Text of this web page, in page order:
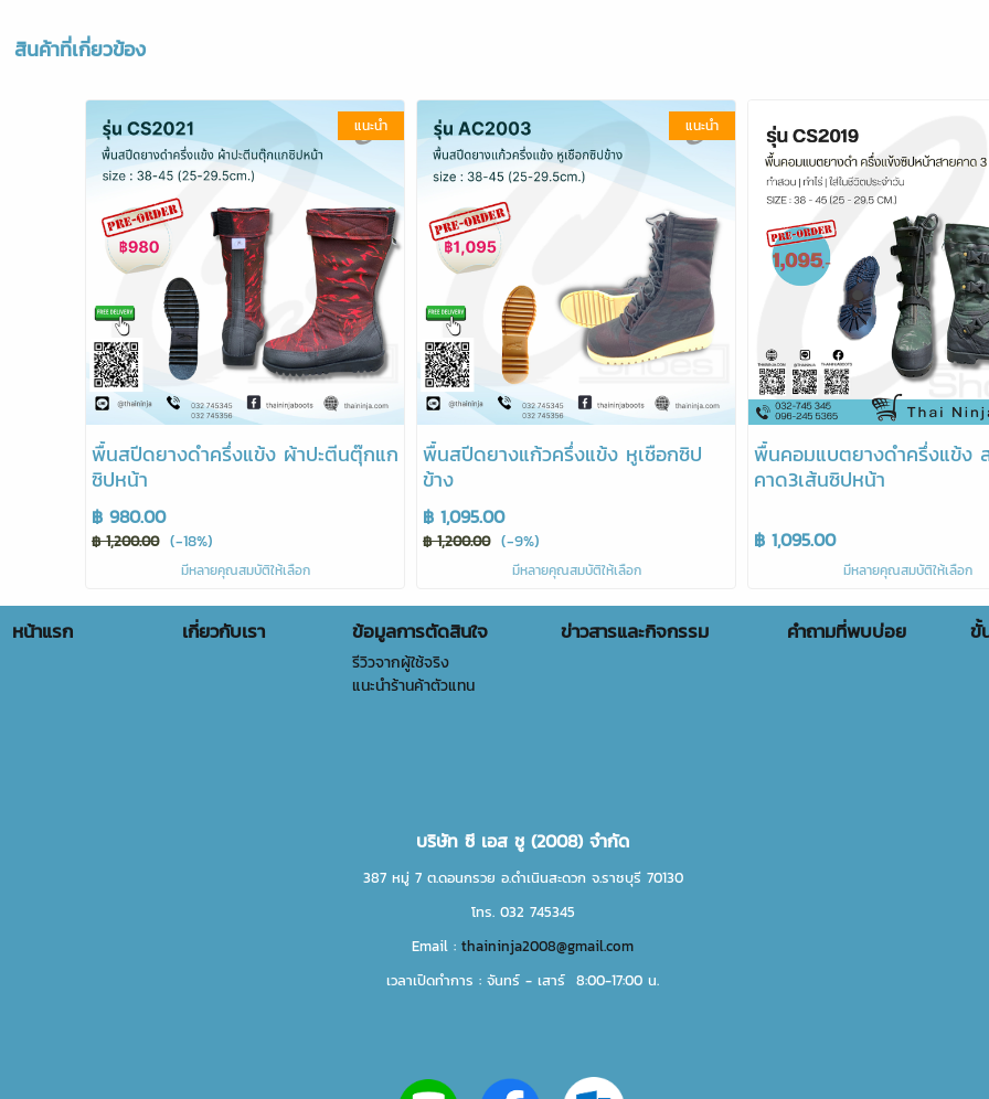
สินค้าที่เกี่ยวข้อง
แนะนำ
พื้นสปีดยางดำครึ่งแข้ง ผ้าปะตีนตุ๊กแก
ซิปหน้า
฿ 980.00
฿ 1,200.00 (-18%)
มีหลายคุณสมบัติให้เลือก
แนะนำ
พื้นสปีดยางแก้วครึ่งแข้ง หูเชือกซิป
ข้าง
฿ 1,095.00
฿ 1,200.00 (-9%)
มีหลายคุณสมบัติให้เลือก
พื้นคอมแบตยางดำครึ่งแข้ง
คาด3เส้นซิปหน้า
฿ 1,095.00
มีหลายคุณสมบัติให้เลือก
หน้าแรก เกี่ยวกับเรา ข้อมูลการตัดสินใจ
รีวิวจากผู้ใช้จริง
แนะนำร้านค้าตัวแทน
ข่าวสารและกิจกรรม คำถามที่พบบ่อย ขั้
บริษัท ซี เอส ชู (2008) จำกัด
387 หมู่ 7 ต.ดอนกรวย อ.ดำเนินสะดวก จ.ราชบุรี 70130
โทร. 032 745345
Email : thaininja2008@gmail.com
เวลาเปิดทำการ : จันทร์ - เสาร์ 8:00-17:00 น.